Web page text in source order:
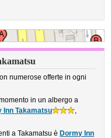
numerose offerte in ogni
in un albergo a
Inn Takamatsu
,
a Takamatsu è Dormy Inn